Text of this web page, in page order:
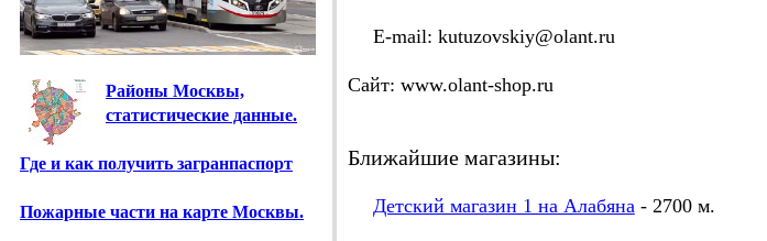
Районы Москвы,
статистические данные.
Где и как получить загранпаспорт
Пожарные части на карте Москвы.
E-mail: kutuzovskiy@olant.ru
Сайт: www.olant-shop.ru
Ближайшие магазины:
Детский магазин 1 на Алабяна - 2700 м.